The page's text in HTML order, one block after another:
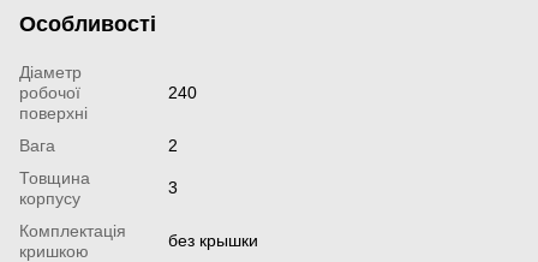
Особливості
Діаметр
робочої
поверхні
240
Вага
2
Товщина
корпусу
3
Комплектація
кришкою
без крышки